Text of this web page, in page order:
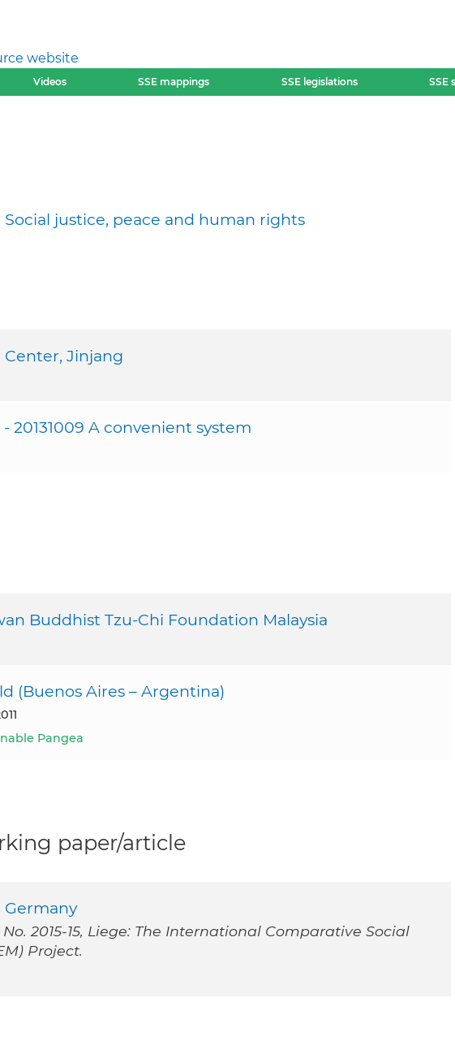
website
Videos SSE mappings SSE legislations SSE
Social justice, peace and human rights
Center, Jinjang
20131009 A convenient system
Buddhist Tzu-Chi Foundation Malaysia
(Buenos Aires – Argentina)
Pangea
paper/article
Germany
2015-15, Liege: The International Comparative Social
Project.